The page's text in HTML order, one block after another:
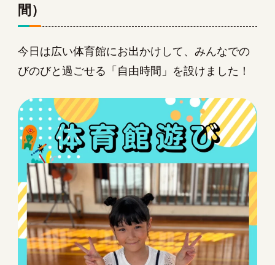
間）
今日は広い体育館にお出かけして、みんなでの
びのびと過ごせる「自由時間」を設けました！